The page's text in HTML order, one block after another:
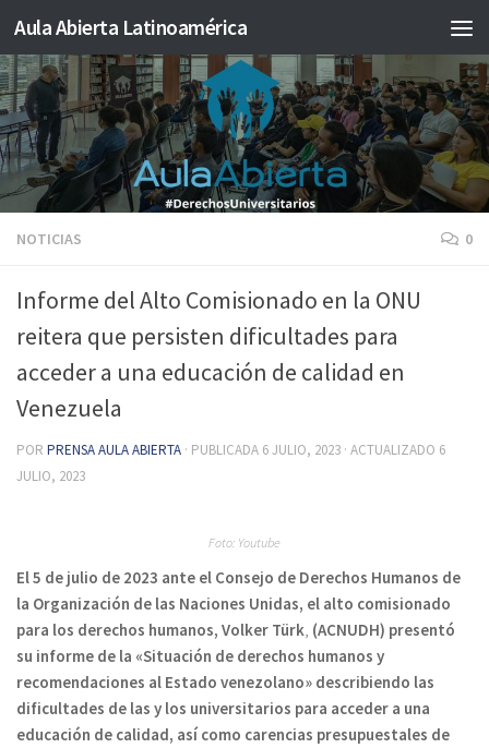
Saltar al contenido
Aula Abierta Latinoamérica
NOTICIAS 0
Informe del Alto Comisionado en la ONU
reitera que persisten dificultades para
acceder a una educación de calidad en
Venezuela
POR PRENSA AULA ABIERTA · PUBLICADA 6 JULIO, 2023 · ACTUALIZADO 6
JULIO, 2023
Foto: Youtube
El 5 de julio de 2023 ante el Consejo de Derechos Humanos de
la Organización de las Naciones Unidas, el alto comisionado
para los derechos humanos, Volker Türk, (ACNUDH) presentó
su informe de la «Situación de derechos humanos y
recomendaciones al Estado venezolano» describiendo las
dificultades de las y los universitarios para acceder a una
educación de calidad, así como carencias presupuestales de